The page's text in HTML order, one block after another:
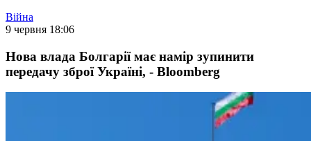
Війна
9 червня 18:06
Нова влада Болгарії має намір зупинити
передачу зброї Україні, - Bloomberg